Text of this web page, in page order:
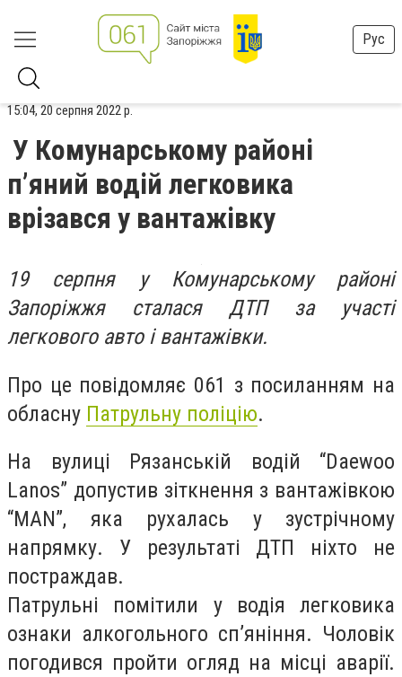
Рус
15:04, 20 серпня 2022 р.
У Комунарському районі
п’яний водій легковика
врізався у вантажівку
19 серпня у Комунарському районі
Запоріжжя сталася ДТП за участі
легкового авто і вантажівки.
Про це повідомляє 061 з посиланням на
обласну Патрульну поліцію.
На вулиці Рязанській водій “Daewoo
Lanos” допустив зіткнення з вантажівкою
“MAN”, яка рухалась у зустрічному
напрямку. У результаті ДТП ніхто не
постраждав.
Патрульні помітили у водія легковика
ознаки алкогольного сп’яніння. Чоловік
погодився пройти огляд на місці аварії.